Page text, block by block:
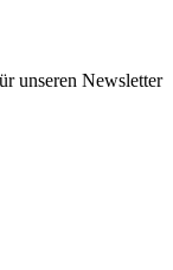
unseren Newsletter